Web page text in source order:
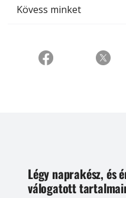
Kövess minket
Légy naprakész, és
válogatott